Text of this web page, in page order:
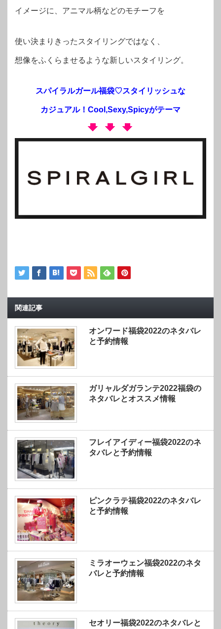
イメージに、アニマル柄などのモチーフを
使い決まりきったスタイリングではなく、
想像をふくらませるような新しいスタイリング。
スパイラルガール福袋♡スタイリッシュな
カジュアル！Cool,Sexy,Spicyがテーマ
関連記事
オンワード福袋2022のネタバレ
と予約情報
ガリャルダガランテ2022福袋の
ネタバレとオススメ情報
フレイアイディー福袋2022のネ
タバレと予約情報
ピンクラテ福袋2022のネタバレ
と予約情報
ミラオーウェン福袋2022のネタ
バレと予約情報
セオリー福袋2022のネタバレと